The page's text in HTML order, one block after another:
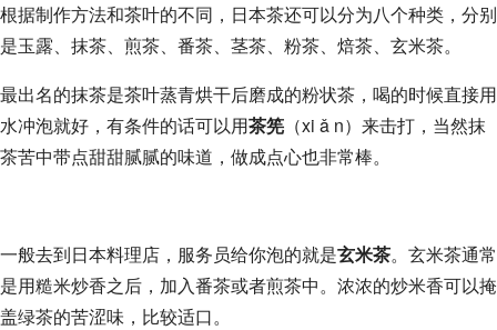
根据制作方法和茶叶的不同，日本茶还可以分为八个种类，分别
是玉露、抹茶、煎茶、番茶、茎茶、粉茶、焙茶、玄米茶。
最出名的抹茶是茶叶蒸青烘干后磨成的粉状茶，喝的时候直接用
水冲泡就好，有条件的话可以用茶筅 （xi ǎ n）来击打，当然抹
茶苦中带点甜甜腻腻的味道，做成点心也非常棒。
一般去到日本料理店，服务员给你泡的就是玄米茶。玄米茶通常
是用糙米炒香之后，加入番茶或者煎茶中。浓浓的炒米香可以掩
盖绿茶的苦涩味，比较适口。